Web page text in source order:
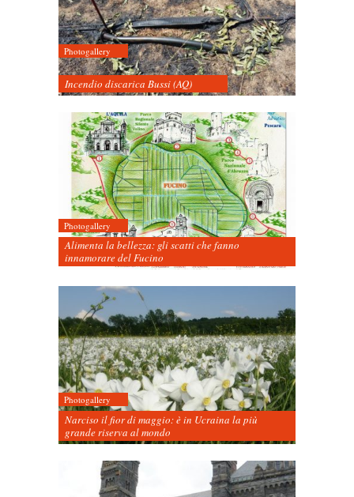
Photogallery
Incendio discarica Bussi (AQ)
Photogallery
Alimenta la bellezza: gli scatti che fanno
innamorare del Fucino
Photogallery
Narciso il fior di maggio: è in Ucraina la più
grande riserva al mondo